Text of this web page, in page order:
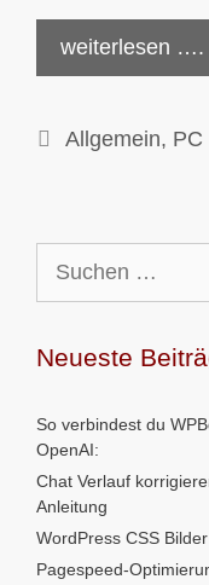
weiterlesen ….
Kategorien
Allgemein, PC
nach:
Neueste
So verbindest du
OpenAI:
Chat Verlauf
Anleitung
WordPress CSS
Pagespeed-